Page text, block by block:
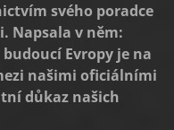
svého poradce
Napsala v něm:
Evropy je na
našimi oficiálními
důkaz našich